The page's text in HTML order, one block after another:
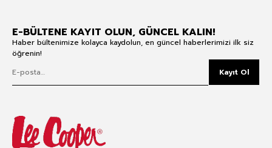
E-BÜLTENE KAYIT OLUN, GÜNCEL KALIN!
Haber bültenimize kolayca kaydolun, en güncel haberlerimizi ilk siz
öğrenin!
Kayıt Ol